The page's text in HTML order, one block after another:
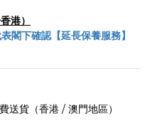
港）
閣下確認【延長保養服務】
送貨（香港 / 澳門地區）